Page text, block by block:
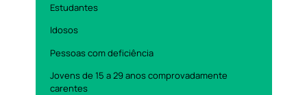
Estudantes
Idosos
Pessoas com deficiência
Jovens de 15 a 29 anos comprovadamente
carentes